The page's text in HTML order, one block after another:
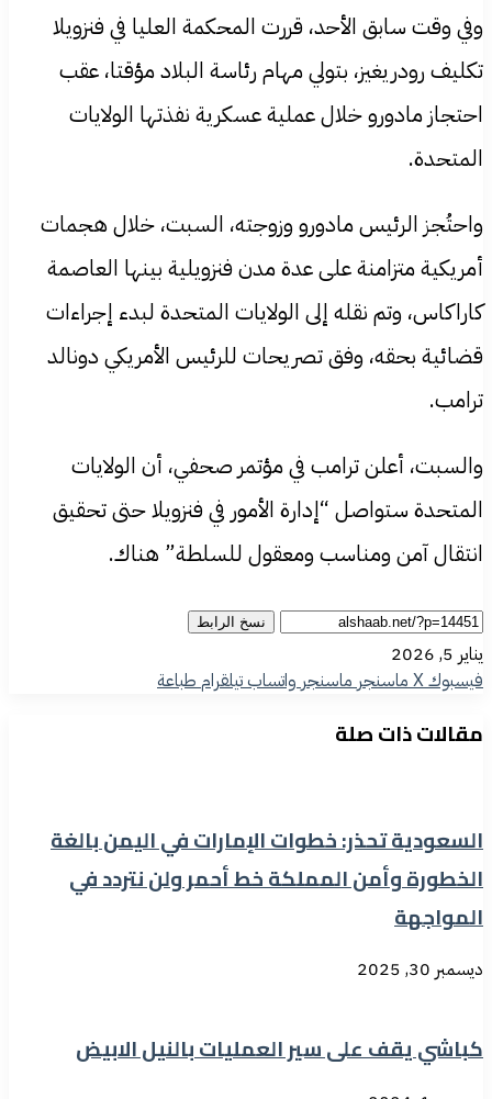
وفي وقت سابق الأحد، قررت المحكمة العليا في فنزويلا
تكليف رودريغيز، بتولي مهام رئاسة البلاد مؤقتا، عقب
احتجاز مادورو خلال عملية عسكرية نفذتها الولايات
المتحدة.
واحتُجز الرئيس مادورو وزوجته، السبت، خلال هجمات
أمريكية متزامنة على عدة مدن فنزويلية بينها العاصمة
كاراكاس، وتم نقله إلى الولايات المتحدة لبدء إجراءات
قضائية بحقه، وفق تصريحات للرئيس الأمريكي دونالد
ترامب.
والسبت، أعلن ترامب في مؤتمر صحفي، أن الولايات
المتحدة ستواصل “إدارة الأمور في فنزويلا حتى تحقيق
انتقال آمن ومناسب ومعقول للسلطة” هناك.
نسخ الرابط
يناير 5, 2026
فيسبوك‫Xماسنجر ماسنجر واتسابتيلقرامطباعة
مقالات ذات صلة
السعودية تحذر: خطوات الإمارات في اليمن بالغة
الخطورة وأمن المملكة خط أحمر ولن نتردد في
المواجهة
ديسمبر 30, 2025
كباشي يقف على سير العمليات بالنيل الابيض